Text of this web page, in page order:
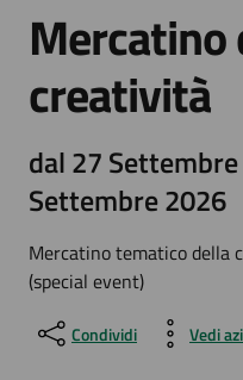
Mercatino
creatività
dal 27
Settembre 2026
Mercatino tematico della
(special event)
Condividi Vedi